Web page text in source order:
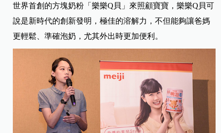
世界首創的方塊奶粉「樂樂Q貝」來照顧寶寶，樂樂Q貝可
說是新時代的創新發明，極佳的溶解力，不但能夠讓爸媽
更輕鬆、準確泡奶，尤其外出時更加便利。